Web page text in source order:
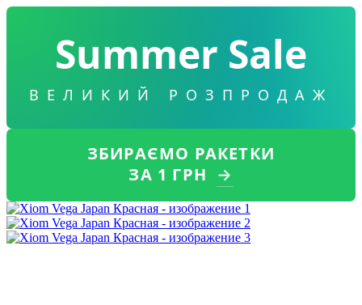
Summer Sale
ВЕЛИКИЙ РОЗПРОДАЖ
ЗБИРАЄМО РАКЕТКИ
ЗА 1 ГРН →